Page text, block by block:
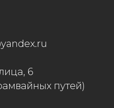
6
путей)